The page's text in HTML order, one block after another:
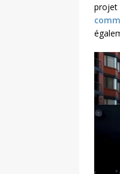
projet